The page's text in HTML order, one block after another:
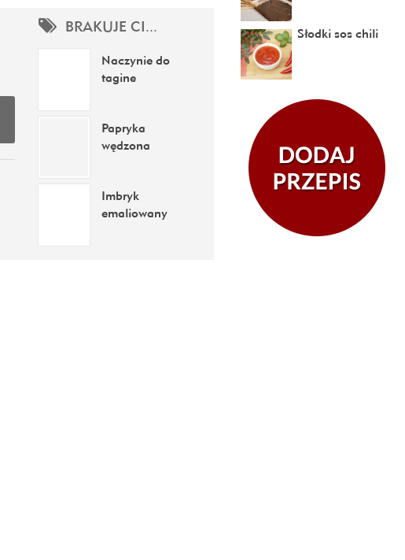
BRAKUJE CI...
Naczynie do
tagine
Papryka
wędzona
Imbryk
emaliowany
Słodki sos chili